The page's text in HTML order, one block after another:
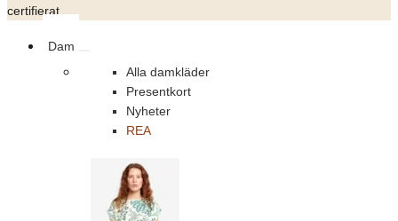
certifierat
Dam
Alla damkläder
Presentkort
Nyheter
REA